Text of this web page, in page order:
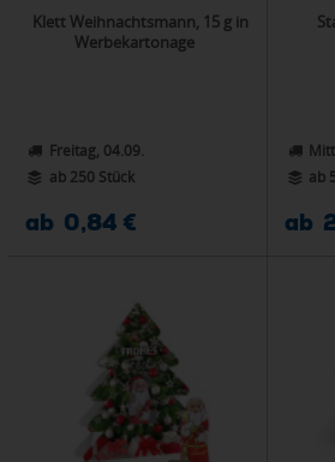
Klett Weihnachtsmann, 15 g in
Werbekartonage
Freitag, 04.09.
ab 250 Stück
ab 0,84 €
ab
ab